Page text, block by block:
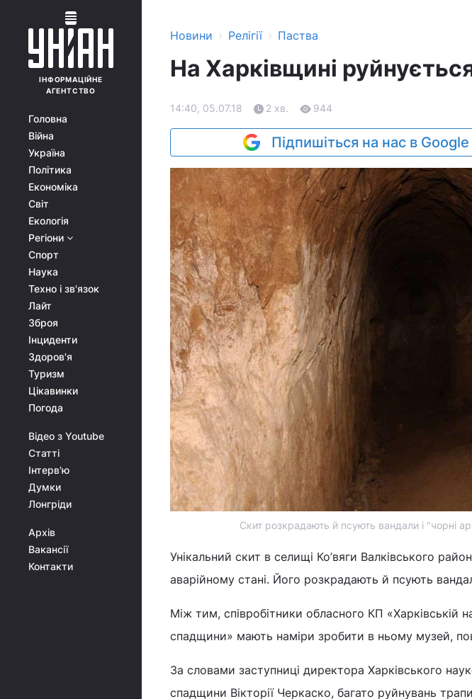
ІНФОРМАЦІЙНЕ
АГЕНТСТВО
Головна
Війна
Україна
Політика
Економіка
Світ
Екологія
Регіони
Спорт
Наука
Техно і зв'язок
Лайт
Зброя
Інциденти
Здоров'я
Туризм
Цікавинки
Погода
Відео з Youtube
Статті
Інтерв'ю
Думки
Лонгріди
Архів
Вакансії
Контакти
Новини › Релігії › Паства
На Харківщині
14:40, 05.07.18 2 хв. 944
Підпишіться на нас в Google
Скит розкрадають й псують вандали і "чорні
Унікальний скит в селищі Ко’вяги Валківського
аварійному стані. Його розкрадають й псують
Між тим, співробітники обласного КП «Харківській
спадщини» мають наміри зробити в ньому музей,
За словами заступниці директора Харківського
спадщини Вікторії Черкаско, багато руйнувань